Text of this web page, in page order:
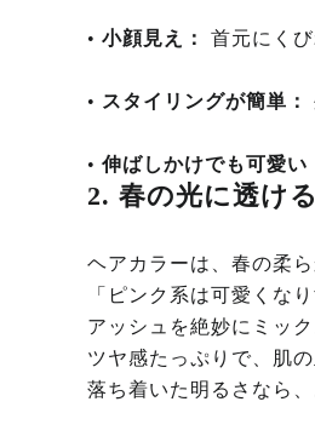
• 小顔見え： 首元にく
• スタイリングが簡単：
• 伸ばしかけでも可愛い
2. 春の光に透け
ヘアカラーは、春の柔
「ピンク系は可愛くな
アッシュを絶妙にミッ
ツヤ感たっぷりで、肌
落ち着いた明るさなら